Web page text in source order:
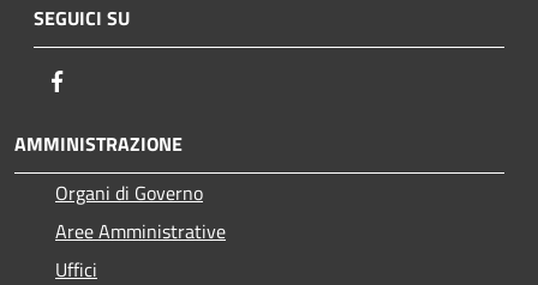
SEGUICI SU
AMMINISTRAZIONE
Organi di Governo
Aree Amministrative
Uffici